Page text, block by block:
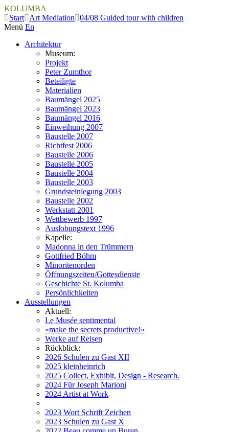
KOLUMBA
Start
Art Mediation
04/08 Guided tour with children
Menü En
Architektur
Museum:
Projekt
Peter Zumthor
Beteiligte
Materialien
Baumängel 2025
Baumängel 2023
Baumängel 2016
Einweihung 2007
Baustelle 2007
Richtfest 2006
Baustelle 2006
Baustelle 2005
Baustelle 2004
Baustelle 2003
Grundsteinlegung 2003
Baustelle 2002
Werkstatt 2001
Wettbewerb 1997
Auslobungstext 1996
Kapelle:
Madonna in den Trümmern
Gottfried Böhm
Minoritenorden
Öffnungszeiten/Gottesdienste
Geschichte St. Kolumba
Persönlichkeiten
Ausstellungen
Aktuell:
Le Musée sentimental
»make the secrets productive!«
Werke auf Reisen
Rückblick:
2026 Schulen zu Gast XII
2025 kleinheinrich
2025 Collect, Exhibit, Design - Research.
2024 Für Joseph Marioni
2024 Artist at Work
2023 Wort Schrift Zeichen
2023 Schulen zu Gast X